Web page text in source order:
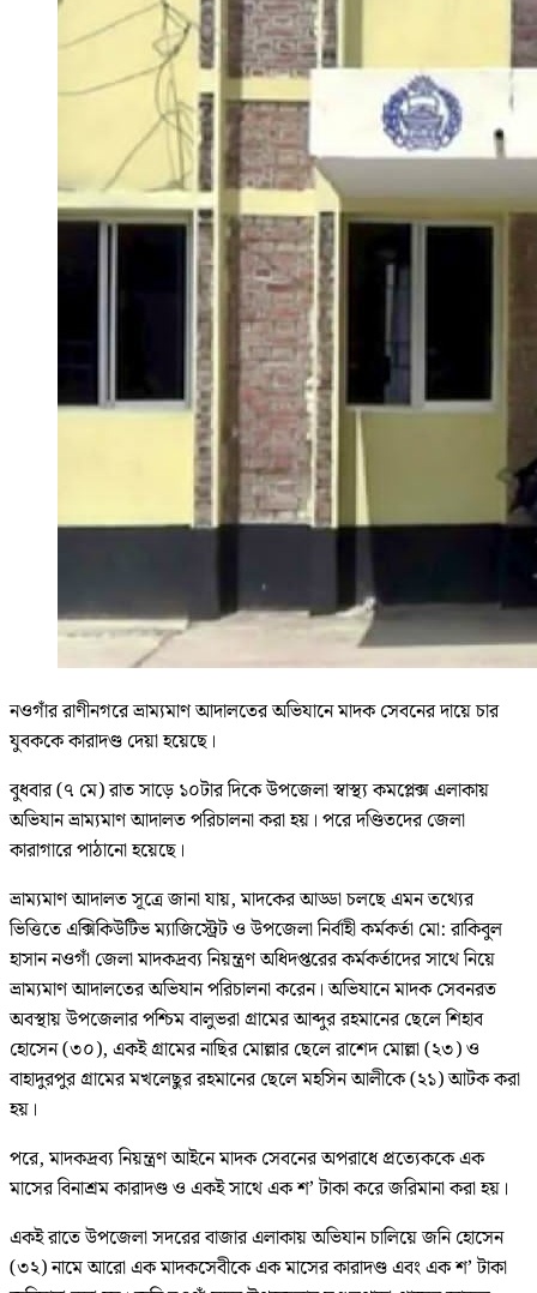
নওগাঁর রাণীনগরে ভ্রাম্যমাণ আদালতের অভিযানে মাদক সেবনের দায়ে চার
যুবককে কারাদণ্ড দেয়া হয়েছে।
বুধবার (৭ মে) রাত সাড়ে ১০টার দিকে উপজেলা স্বাস্থ্য কমপ্লেক্স এলাকায়
অভিযান ভ্রাম্যমাণ আদালত পরিচালনা করা হয়। পরে দণ্ডিতদের জেলা
কারাগারে পাঠানো হয়েছে।
ভ্রাম্যমাণ আদালত সূত্রে জানা যায়, মাদকের আড্ডা চলছে এমন তথ্যের
ভিত্তিতে এক্সিকিউটিভ ম্যাজিস্ট্রেট ও উপজেলা নির্বাহী কর্মকর্তা মো: রাকিবুল
হাসান নওগাঁ জেলা মাদকদ্রব্য নিয়ন্ত্রণ অধিদপ্তরের কর্মকর্তাদের সাথে নিয়ে
ভ্রাম্যমাণ আদালতের অভিযান পরিচালনা করেন। অভিযানে মাদক সেবনরত
অবস্থায় উপজেলার পশ্চিম বালুভরা গ্রামের আব্দুর রহমানের ছেলে শিহাব
হোসেন (৩০), একই গ্রামের নাছির মোল্লার ছেলে রাশেদ মোল্লা (২৩) ও
বাহাদুরপুর গ্রামের মখলেছুর রহমানের ছেলে মহসিন আলীকে (২১) আটক করা
হয়।
পরে, মাদকদ্রব্য নিয়ন্ত্রণ আইনে মাদক সেবনের অপরাধে প্রত্যেককে এক
মাসের বিনাশ্রম কারাদণ্ড ও একই সাথে এক শ’ টাকা করে জরিমানা করা হয়।
একই রাতে উপজেলা সদরের বাজার এলাকায় অভিযান চালিয়ে জনি হোসেন
(৩২) নামে আরো এক মাদকসেবীকে এক মাসের কারাদণ্ড এবং এক শ’ টাকা